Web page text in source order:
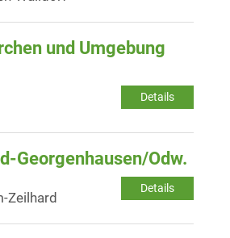
und Umgebung
Details
Georgenhausen/Odw.
Details
Zeilhard